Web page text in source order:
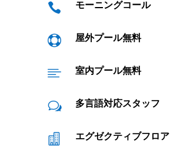
 モーニングコール
 屋外プール無料
 室内プール無料
w 多言語対応スタッフ
 エグゼクティブフロア